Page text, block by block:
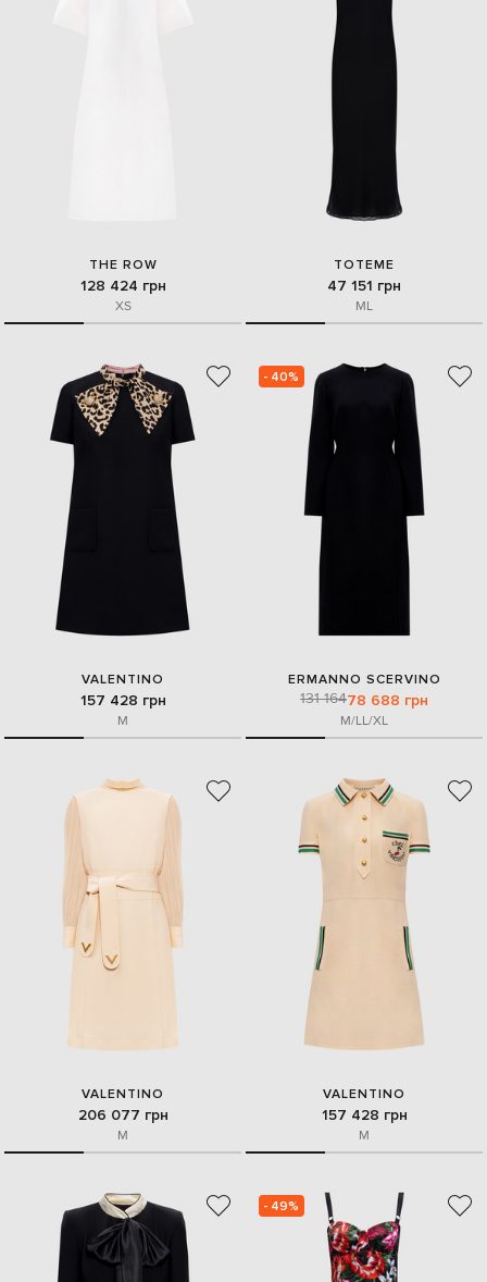
THE ROW
128 424 грн
XS
TOTEME
47 151 грн
ML
VALENTINO
157 428 грн
M
- 40%
ERMANNO SCERVINO
131 16478 688 грн
M/LL/XL
VALENTINO
206 077 грн
M
VALENTINO
157 428 грн
M
- 49%